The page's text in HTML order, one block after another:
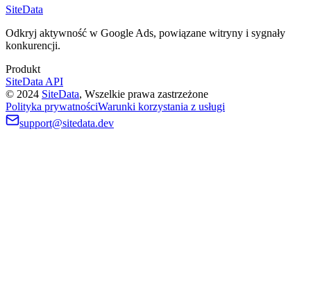
SiteData
Odkryj aktywność w Google Ads, powiązane witryny i sygnały
konkurencji.
Produkt
SiteData API
© 2024 SiteData, Wszelkie prawa zastrzeżone
Polityka prywatnościWarunki korzystania z usługi
support@sitedata.dev